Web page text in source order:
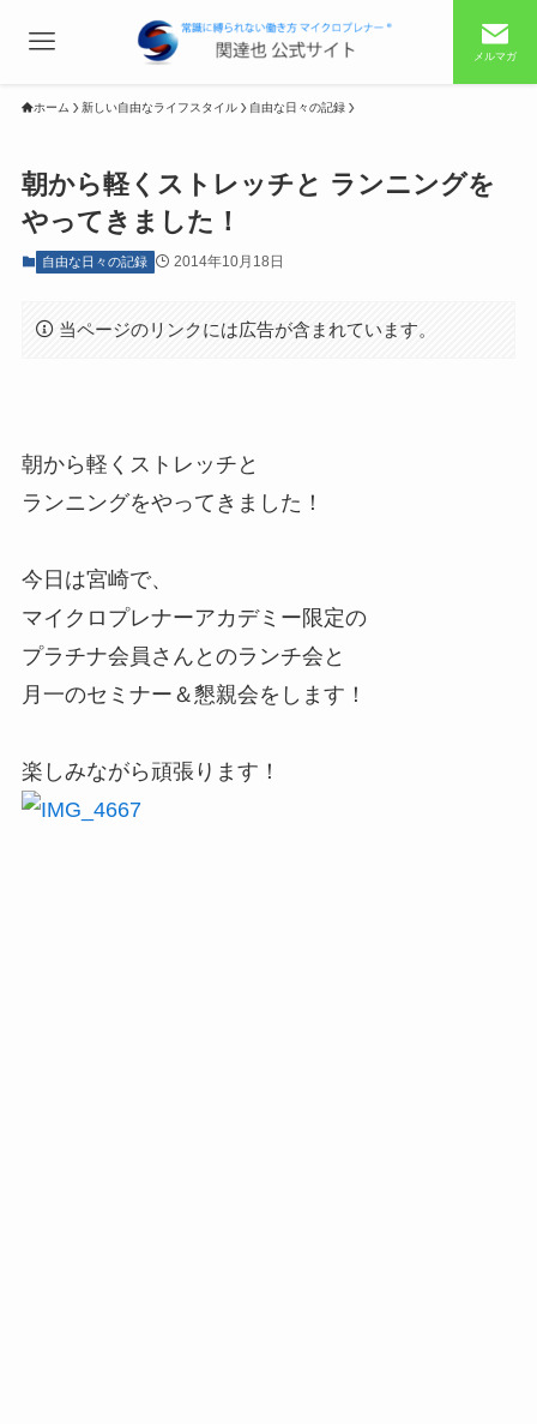
メルマガ
ホーム 新しい自由なライフスタイル 自由な日々の記録
朝から軽くストレッチと ランニングを
やってきました！
自由な日々の記録 2014年10月18日
当ページのリンクには広告が含まれています。
朝から軽くストレッチと
ランニングをやってきました！
今日は宮崎で、
マイクロプレナーアカデミー限定の
プラチナ会員さんとのランチ会と
月一のセミナー＆懇親会をします！
楽しみながら頑張ります！